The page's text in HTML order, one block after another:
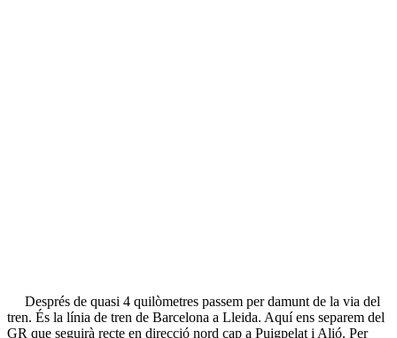
Després de quasi 4 quilòmetres passem per damunt de la via del
tren. És la línia de tren de Barcelona a Lleida. Aquí ens separem del
GR que seguirà recte en direcció nord cap a Puigpelat i Alió. Per